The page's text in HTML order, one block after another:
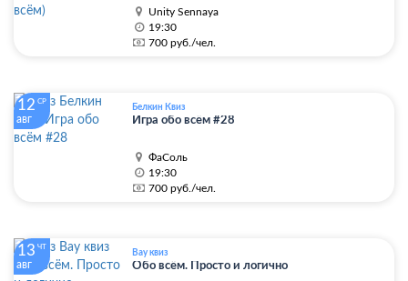
Unity Sennaya
19:30
700 руб./чел.
12 СР
авг
Белкин Квиз
Игра обо всём #28
ФаСоль
19:30
700 руб./чел.
13 ЧТ
авг
Вау квиз
Обо всём. Просто и логично